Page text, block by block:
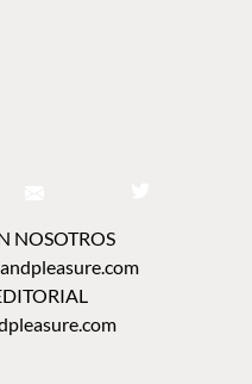
NOSOTROS